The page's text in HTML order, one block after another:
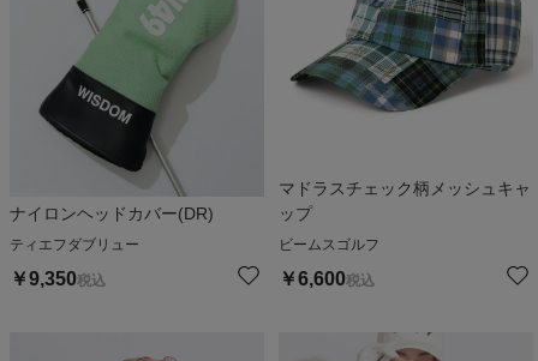
ナイロンヘッドカバー(DR)
ティエフダブリュー
￥9,350税込
マドラスチェック柄メッシュキャ
ップ
ビームスゴルフ
￥6,600税込